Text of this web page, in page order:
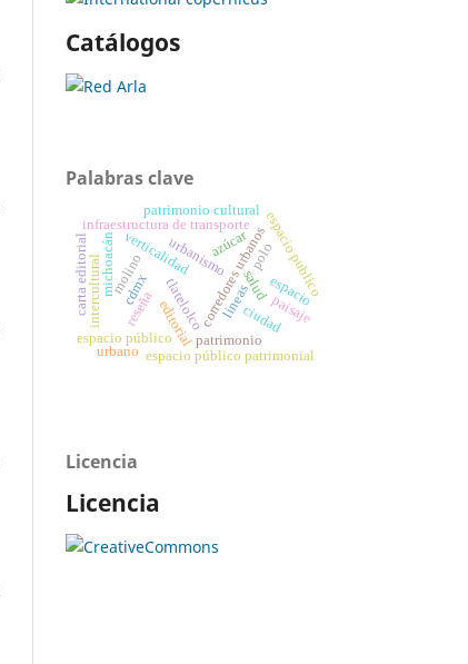
Catálogos
Palabras clave
verticalidad
lineasciudad
urbanismo
cdmx corredores urbanos
editorial
espacio publico
patrimonio
espacio público
espacio público patrimonial
tlatelolco salud
paisaje
infraestructura de transporte
patrimonio cultural
reseña
molino
azúcar
michoacán
intercultural
urbano
carta editorial polo
espacio
Licencia
Licencia